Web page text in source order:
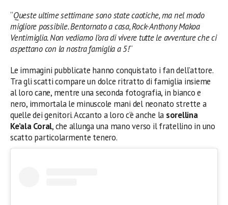
“Queste ultime settimane sono state caotiche, ma nel modo
migliore possibile. Bentornato a casa, Rock-Anthony Makoa
Ventimiglia. Non vediamo l’ora di vivere tutte le avventure che ci
aspettano con la nostra famiglia a 5!“
Le immagini pubblicate hanno conquistato i fan dell’attore.
Tra gli scatti compare un dolce ritratto di famiglia insieme
al loro cane, mentre una seconda fotografia, in bianco e
nero, immortala le minuscole mani del neonato strette a
quelle dei genitori. Accanto a loro c’è anche la sorellina
Ke’ala Coral, che allunga una mano verso il fratellino in uno
scatto particolarmente tenero.